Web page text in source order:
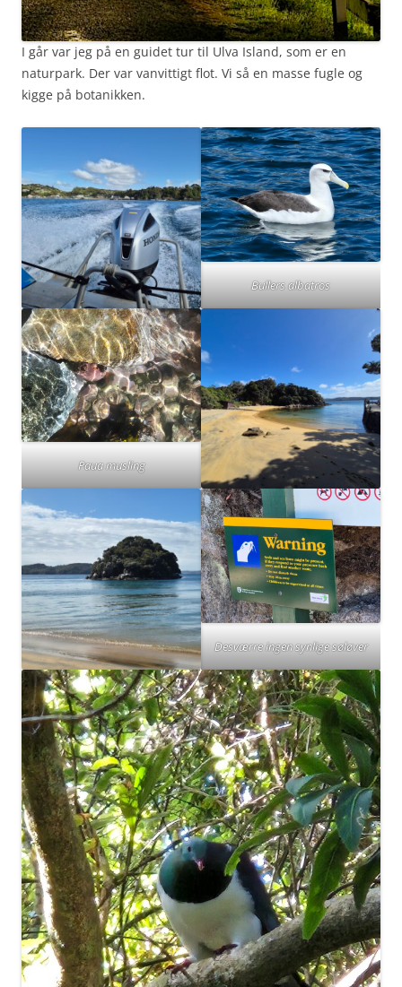
I går var jeg på en guidet tur til Ulva Island, som er en
naturpark. Der var vanvittigt flot. Vi så en masse fugle og
kigge på botanikken.
Bullers albatros
Paua musling
Desværre ingen synlige søløver